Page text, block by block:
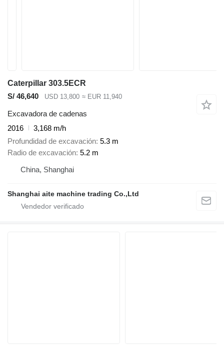
Caterpillar 303.5ECR
S/ 46,640
USD 13,800 ≈ EUR 11,940
Excavadora de cadenas
2016
3,168 m/h
Profundidad de excavación 5.3 m
Radio de excavación 5.2 m
China, Shanghai
Shanghai aite machine trading Co.,Ltd